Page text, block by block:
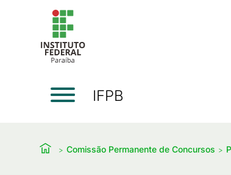
IFPB
Comissão Permanente de Concursos